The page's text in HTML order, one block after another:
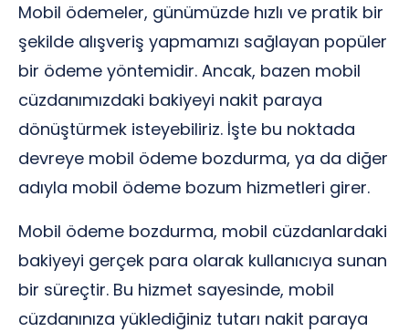
Mobil ödemeler, günümüzde hızlı ve pratik bir
şekilde alışveriş yapmamızı sağlayan popüler
bir ödeme yöntemidir. Ancak, bazen mobil
cüzdanımızdaki bakiyeyi nakit paraya
dönüştürmek isteyebiliriz. İşte bu noktada
devreye mobil ödeme bozdurma, ya da diğer
adıyla mobil ödeme bozum hizmetleri girer.
Mobil ödeme bozdurma, mobil cüzdanlardaki
bakiyeyi gerçek para olarak kullanıcıya sunan
bir süreçtir. Bu hizmet sayesinde, mobil
cüzdanınıza yüklediğiniz tutarı nakit paraya